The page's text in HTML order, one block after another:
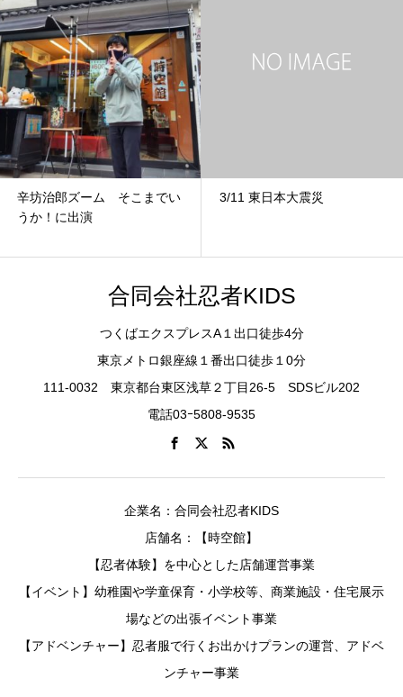
辛坊治郎ズーム そこまでい
うか！に出演
3/11 東日本大震災
合同会社忍者KIDS
つくばエクスプレスA１出口徒歩4分
東京メトロ銀座線１番出口徒歩１0分
111-0032 東京都台東区浅草２丁目26-5 SDSビル202
電話03ｰ5808-9535
企業名：合同会社忍者KIDS
店舗名：【時空館】
【忍者体験】を中心とした店舗運営事業
【イベント】幼稚園や学童保育・小学校等、商業施設・住宅展示
場などの出張イベント事業
【アドベンチャー】忍者服で行くお出かけプランの運営、アドベ
ンチャー事業